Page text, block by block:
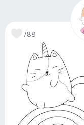
788